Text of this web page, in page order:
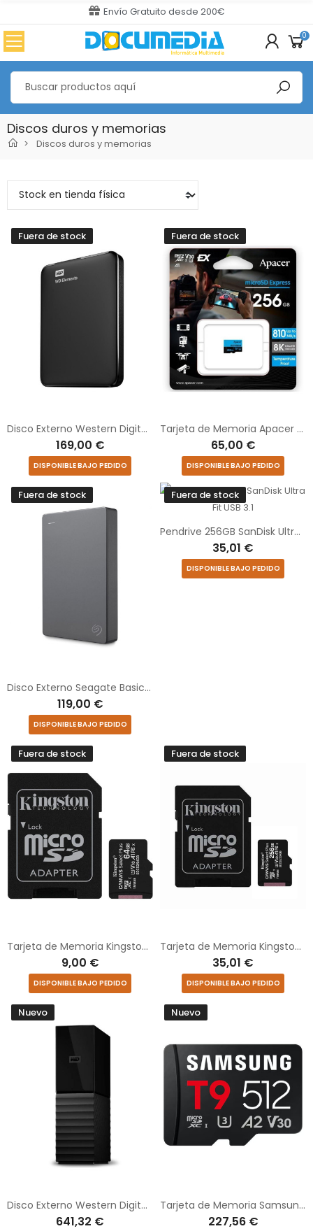
Envío Gratuito desde 200€
0
Discos duros y memorias
Discos duros y memorias
Fuera de stock
Disco Externo Western Digital WD Elements Portable 4TB/ 2.5"/ USB 3.0
169,00 €
DISPONIBLE BAJO PEDIDO
Fuera de stock
Tarjeta de Memoria Apacer 256GB UHS-I/ Clase 10/ 810MBs
65,00 €
DISPONIBLE BAJO PEDIDO
Fuera de stock
Disco Externo Seagate Basic 2TB/ 2.5"/ USB 3.0
119,00 €
DISPONIBLE BAJO PEDIDO
Fuera de stock
Pendrive 256GB SanDisk Ultra Fit USB 3.1
35,01 €
DISPONIBLE BAJO PEDIDO
Fuera de stock
Tarjeta de Memoria Kingston CANVAS Select Plus 64GB microSD XC con Adaptador/ Clase 10/ 100MBs
9,00 €
DISPONIBLE BAJO PEDIDO
Fuera de stock
Tarjeta de Memoria Kingston CANVAS Select Plus 256GB microSD XC con Adaptador/ Clase 10/ 100MBs
35,01 €
DISPONIBLE BAJO PEDIDO
Nuevo
Disco Externo Western Digital My Book 18TB/ 3.5"/ USB 3.2
641,32 €
Nuevo
Tarjeta de Memoria Samsung P9 512GB microSD XC/ Clase 10/ 200MBs
227,56 €